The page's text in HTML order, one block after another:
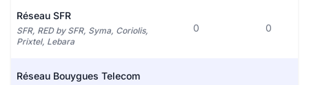
Réseau SFR
SFR, RED by SFR, Syma, Coriolis,
Prixtel, Lebara
0 0
Réseau Bouygues Telecom